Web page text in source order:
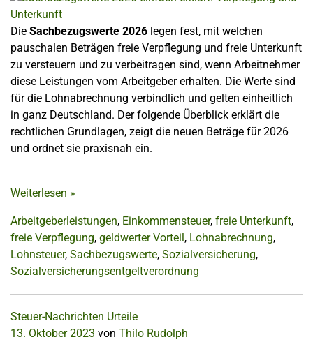
Die Sachbezugswerte 2026 legen fest, mit welchen
pauschalen Beträgen freie Verpflegung und freie Unterkunft
zu versteuern und zu verbeitragen sind, wenn Arbeitnehmer
diese Leistungen vom Arbeitgeber erhalten. Die Werte sind
für die Lohnabrechnung verbindlich und gelten einheitlich
in ganz Deutschland. Der folgende Überblick erklärt die
rechtlichen Grundlagen, zeigt die neuen Beträge für 2026
und ordnet sie praxisnah ein.
Weiterlesen »
Arbeitgeberleistungen, Einkommensteuer, freie Unterkunft,
freie Verpflegung, geldwerter Vorteil, Lohnabrechnung,
Lohnsteuer, Sachbezugswerte, Sozialversicherung,
Sozialversicherungsentgeltverordnung
Steuer-Nachrichten Urteile
13. Oktober 2023 von Thilo Rudolph